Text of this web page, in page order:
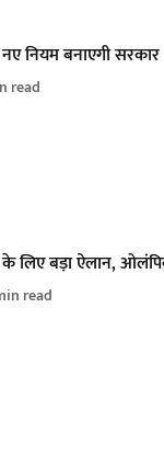
नए नियम बनाएगी सरकार
read
लिए बड़ा ऐलान,
read